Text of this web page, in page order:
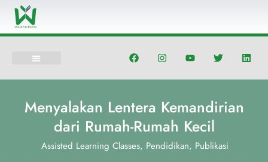
Lewati
konten
F
a
e
o
o
k
I
n
t
g
r
m
Y
o
t
e
T
w
t
r
L
i
k
Menyalakan Lentera Kemandirian
dari Rumah-Rumah Kecil
Assisted Learning Classes, Pendidikan, Publikasi